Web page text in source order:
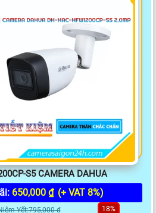
S5 CAMERA DAHUA
650,000 ₫ (+ VAT 8%)
Yết:795,000 ₫ 18%